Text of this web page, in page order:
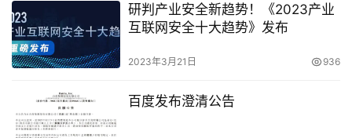
研判产业安全新趋势！《2023产业
互联网安全十大趋势》发布
2023年3月21日 936
百度发布澄清公告